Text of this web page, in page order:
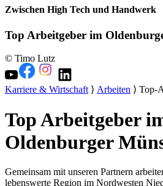
Zwischen High Tech und Handwerk
Top Arbeitgeber im
© Timo Lutz
Karriere & Wirtschaft⟩ Arbeiten ⟩ Top-
Top Arbeitgeber
Oldenburger
Gemeinsam mit unseren Partnern
lebenswerte Region im Nordwesten